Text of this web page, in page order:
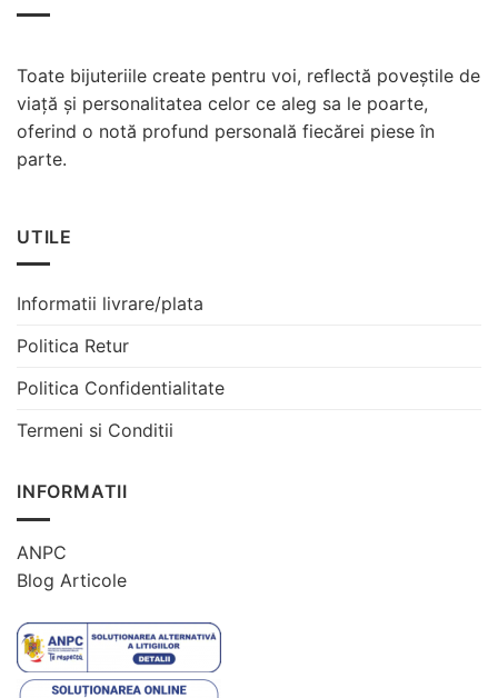
Toate bijuteriile create pentru voi, reflectă poveștile de
viață și personalitatea celor ce aleg sa le poarte,
oferind o notă profund personală fiecărei piese în
parte.
UTILE
Informatii livrare/plata
Politica Retur
Politica Confidentialitate
Termeni si Conditii
INFORMATII
ANPC
Blog Articole